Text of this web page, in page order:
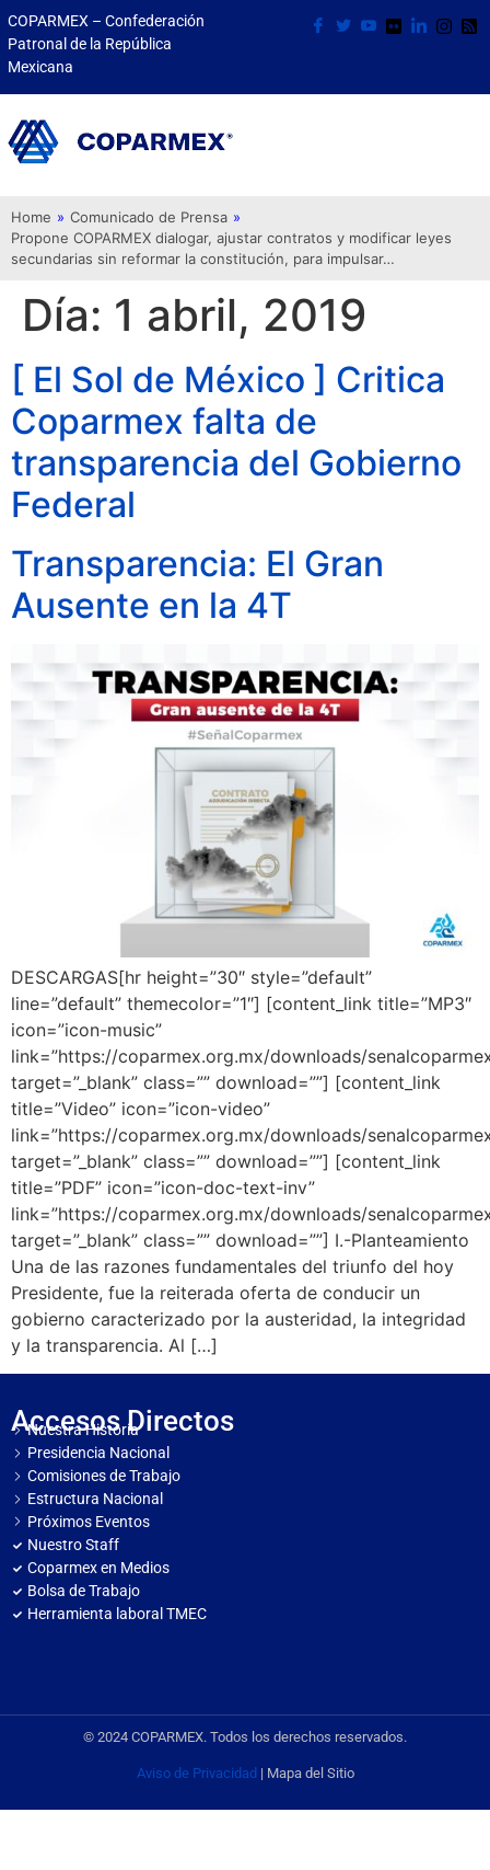
COPARMEX – Confederación
Patronal de la República
Mexicana
Home » Comunicado de Prensa »
Propone COPARMEX dialogar, ajustar contratos y modificar leyes
secundarias sin reformar la constitución, para impulsar…
Día: 1 abril, 2019
[ El Sol de México ] Critica
Coparmex falta de
transparencia del Gobierno
Federal
Transparencia: El Gran
Ausente en la 4T
DESCARGAS[hr height=”30″ style=”default”
line=”default” themecolor=”1″] [content_link title=”MP3″
icon=”icon-music”
link=”https://coparmex.org.mx/downloads/
target=”_blank” class=”” download=””] [content_link
title=”Video” icon=”icon-video”
link=”https://coparmex.org.mx/downloads/
target=”_blank” class=”” download=””] [content_link
title=”PDF” icon=”icon-doc-text-inv”
link=”https://coparmex.org.mx/downloads/
target=”_blank” class=”” download=””] I.-Planteamiento
Una de las razones fundamentales del triunfo del hoy
Presidente, fue la reiterada oferta de conducir un
gobierno caracterizado por la austeridad, la integridad
y la transparencia. Al […]
Accesos Directos
Nuestra Historia
Presidencia Nacional
Comisiones de Trabajo
Estructura Nacional
Próximos Eventos
Nuestro Staff
Coparmex en Medios
Bolsa de Trabajo
Herramienta laboral TMEC
© 2024 COPARMEX. Todos los derechos reservados.
Aviso de Privacidad| Mapa del Sitio